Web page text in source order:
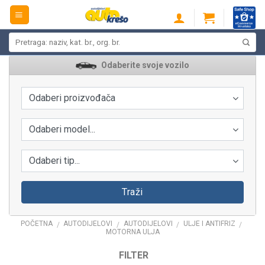
Skip
content
Odaberite svoje vozilo
Odaberi proizvođača
Odaberi model...
Odaberi tip...
Traži
POČETNA / AUTODIJELOVI / AUTODIJELOVI / ULJE I ANTIFRIZ /
MOTORNA ULJA
FILTER